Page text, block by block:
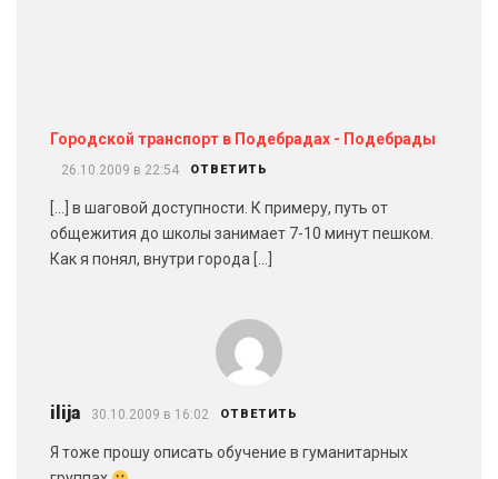
Городской транспорт в Подебрадах - Подебрады
26.10.2009 в 22:54 ОТВЕТИТЬ
[…] в шаговой доступности. К примеру, путь от
общежития до школы занимает 7-10 минут пешком.
Как я понял, внутри города […]
ilija 30.10.2009 в 16:02 ОТВЕТИТЬ
Я тоже прошу описать обучение в гуманитарных